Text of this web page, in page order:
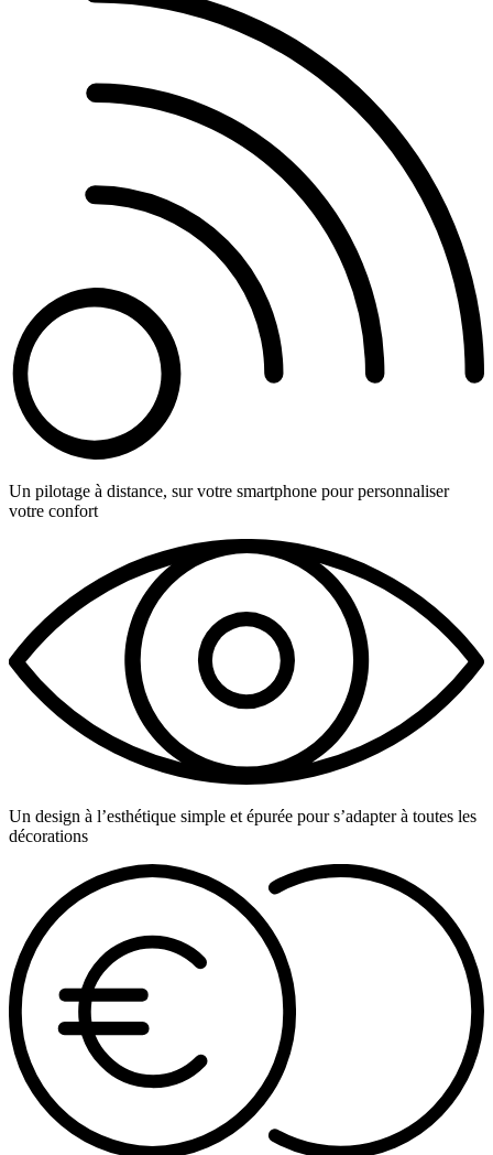
Un pilotage à distance, sur votre smartphone pour personnaliser
votre confort
Un design à l’esthétique simple et épurée pour s’adapter à toutes les
décorations